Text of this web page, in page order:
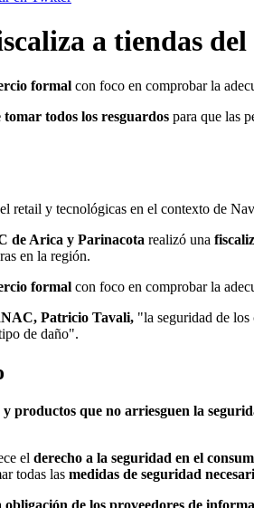
a tiendas
formal con foco en comprobar la
todos los resguardos para que las
de Arica y Parinacota realizó una
en la región.
formal con foco en comprobar la
Patricio Tavali, "la seguridad de los
de daño".
productos que no arriesguen la
el derecho a la seguridad en el
todas las medidas de seguridad
obligación de los proveedores de